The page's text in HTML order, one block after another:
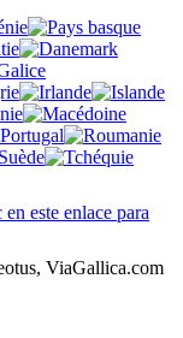
este enlace para
ViaGallica.com